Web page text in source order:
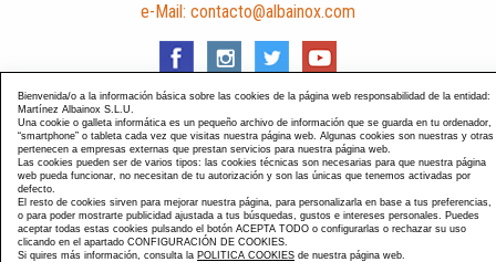
e-Mail: contacto@albainox.com
Diseño y Desarrollo web Im3diA comunicación. Esta página
está optimizada para navegadores Chrome, Internet Explorer
9 y Firefox 4.0.
Bienvenida/o a la información básica sobre las cookies de la página web responsabilidad de la entidad:
Martínez Albainox S.L.U.
Una cookie o galleta informática es un pequeño archivo de información que se guarda en tu ordenador,
“smartphone” o tableta cada vez que visitas nuestra página web. Algunas cookies son nuestras y otras
pertenecen a empresas externas que prestan servicios para nuestra página web.
Las cookies pueden ser de varios tipos: las cookies técnicas son necesarias para que nuestra página
web pueda funcionar, no necesitan de tu autorización y son las únicas que tenemos activadas por
defecto.
El resto de cookies sirven para mejorar nuestra página, para personalizarla en base a tus preferencias,
o para poder mostrarte publicidad ajustada a tus búsquedas, gustos e intereses personales. Puedes
aceptar todas estas cookies pulsando el botón ACEPTA TODO o configurarlas o rechazar su uso
clicando en el apartado CONFIGURACIÓN DE COOKIES.
Si quires más información, consulta la POLITICA COOKIES de nuestra página web.